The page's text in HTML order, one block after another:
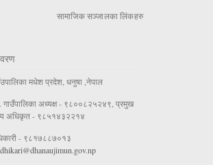
सामाजिक सञ्जालका लिंकहरु
मधेश प्रदेश, धनुषा ,नेपाल
गाउँपालिका अध्यक्ष - ९८००८२५२४९, प्रमुख
अधिकृत - ९८५१४३२२१४
- ९८१७८८७०१३